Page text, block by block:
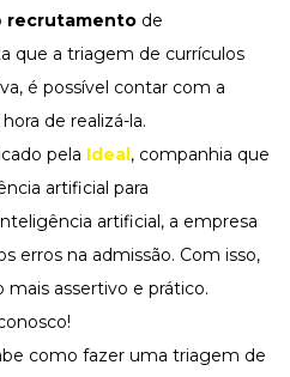
recrutamento de
que a triagem de currículos
é possível contar com a
de realizá-la.
pela Ideal , companhia que
artificial para
artificial, a empresa
erros na admissão. Com isso,
mais assertivo e prático.
como fazer uma triagem de